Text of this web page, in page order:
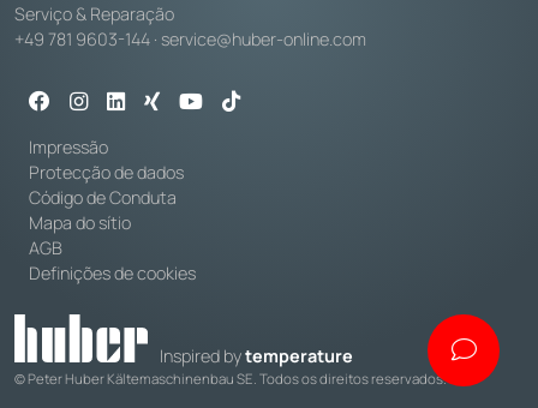
Serviço & Reparação
+49 781 9603-144 · service@huber-online.com
Impressão
Protecção de dados
Código de Conduta
Mapa do sítio
AGB
Definições de cookies
Inspired bytemperature
© Peter Huber Kältemaschinenbau SE. Todos os direitos reservados.